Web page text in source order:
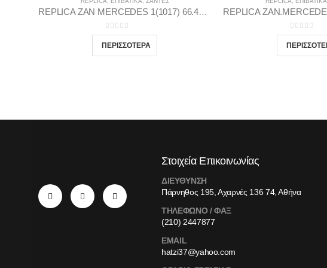
REPLICA ZAN MERCEDES 1(1017) 66.46 9.5X19 5X112 GP38
0out of 5 0out of 5
Στοιχεία Επικοινωνίας
ΔΙΕΥΘΥΝΣΗ
Πάρνηθος 195, Αχαρνές 136 74, Αθήνα
ΤΗΛΕΦΩΝΟ / ΦΑΞ
(210) 2447877
EMAIL
hatzi37@yahoo.com